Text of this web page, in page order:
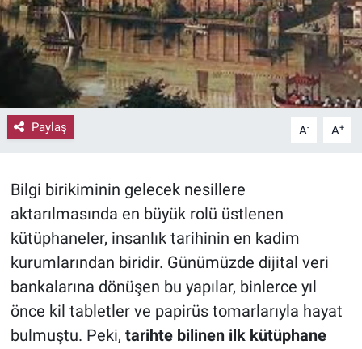
Paylaş A- A+
Bilgi birikiminin gelecek nesillere
aktarılmasında en büyük rolü üstlenen
kütüphaneler, insanlık tarihinin en kadim
kurumlarından biridir. Günümüzde dijital veri
bankalarına dönüşen bu yapılar, binlerce yıl
önce kil tabletler ve papirüs tomarlarıyla hayat
bulmuştu. Peki, tarihte bilinen ilk kütüphane